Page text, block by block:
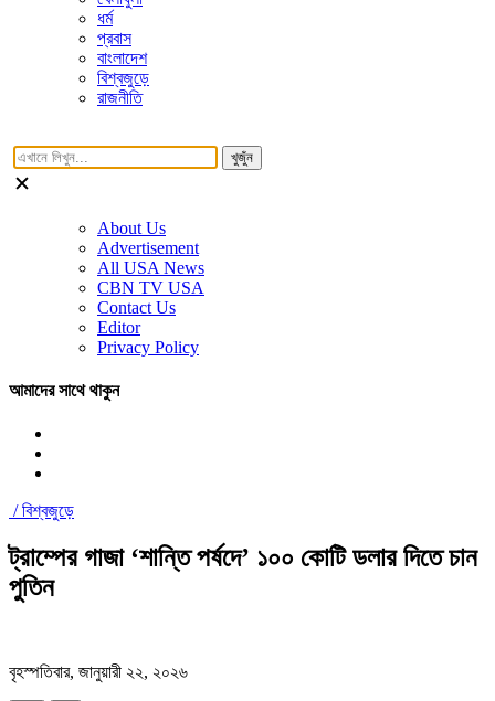
ধর্ম
প্রবাস
বাংলাদেশ
বিশ্বজুড়ে
রাজনীতি
খুজুঁন
About Us
Advertisement
All USA News
CBN TV USA
Contact Us
Editor
Privacy Policy
আমাদের সাথে থাকুন
/বিশ্বজুড়ে
ট্রাম্পের গাজা ‘শান্তি পর্ষদে’ ১০০ কোটি ডলার দিতে চান
পুতিন
বৃহস্পতিবার, জানুয়ারী ২২, ২০২৬